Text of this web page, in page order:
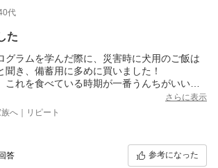
代
た
グラムを学んだ際に、災害時に犬用のご飯は
聞き、備蓄用に多めに買いました！
これを食べている時期が一番うんちがいい感
さらに表示
へ｜リピート
答 参考になった